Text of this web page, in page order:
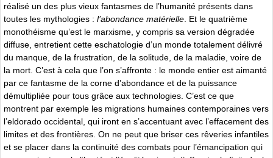
réalisé un des plus vieux fantasmes de l’humanité présents dans
toutes les mythologies : l’abondance matérielle . Et le quatrième
monothéisme qu’est le marxisme, y compris sa version dégradée
diffuse, entretient cette eschatologie d’un monde totalement délivré
du manque, de la frustration, de la solitude, de la maladie, voire de
la mort. C’est à cela que l’on s’affronte : le monde entier est aimanté
par ce fantasme de la corne d’abondance et de la puissance
démultipliée pour tous grâce aux technologies. C’est ce que
montrent par exemple les migrations humaines contemporaines vers
l’eldorado occidental, qui iront en s’accentuant avec l’effacement des
limites et des frontières. On ne peut que briser ces rêveries infantiles
et se placer dans la continuité des combats pour l’émancipation qui